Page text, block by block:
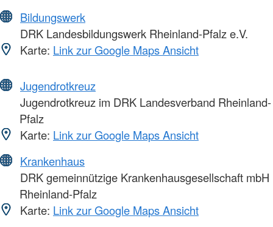
Bildungswerk
DRK Landesbildungswerk Rheinland-Pfalz e.V.
Karte: Link zur Google Maps Ansicht
Jugendrotkreuz
Jugendrotkreuz im DRK Landesverband Rheinland-
Pfalz
Karte: Link zur Google Maps Ansicht
Krankenhaus
DRK gemeinnützige Krankenhausgesellschaft mbH
Rheinland-Pfalz
Karte: Link zur Google Maps Ansicht